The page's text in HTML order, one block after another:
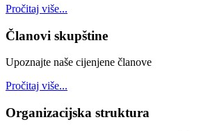
Pročitaj više...
Članovi skupštine
Upoznajte naše cijenjene članove
Pročitaj više...
Organizacijska struktura